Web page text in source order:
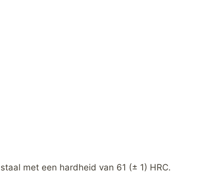
met een hardheid van 61 (± 1) HRC.